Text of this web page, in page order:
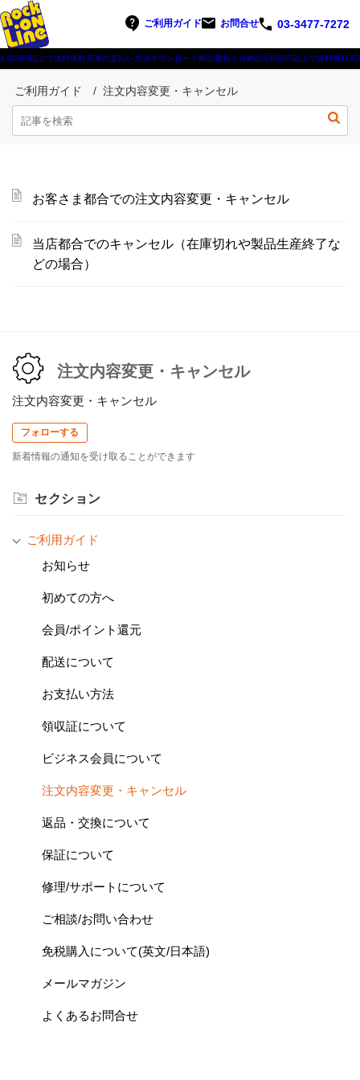
ご利用ガイド お問合せ 03-3477-7272
3,000円以上で送料無料充実の支払い方法ダウンロード商品最短１分納品3,000円以上で送料無料充
ご利用ガイド 注文内容変更・キャンセル
お客さま都合での注文内容変更・キャンセル
当店都合でのキャンセル（在庫切れや製品生産終了な
どの場合）
注文内容変更・キャンセル
注文内容変更・キャンセル
フォローする
新着情報の通知を受け取ることができます
セクション
ご利用ガイド
お知らせ
初めての方へ
会員/ポイント還元
配送について
お支払い方法
領収証について
ビジネス会員について
注文内容変更・キャンセル
返品・交換について
保証について
修理/サポートについて
ご相談/お問い合わせ
免税購入について(英文/日本語)
メールマガジン
よくあるお問合せ